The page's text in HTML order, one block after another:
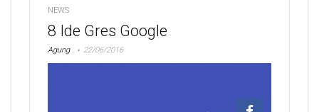
NEWS
8 Ide Gres Google
Agung 22/06/2016